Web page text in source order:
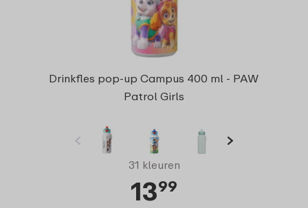
Drinkfles pop-up Campus 400 ml - PAW
Patrol Girls
31 kleuren
1399